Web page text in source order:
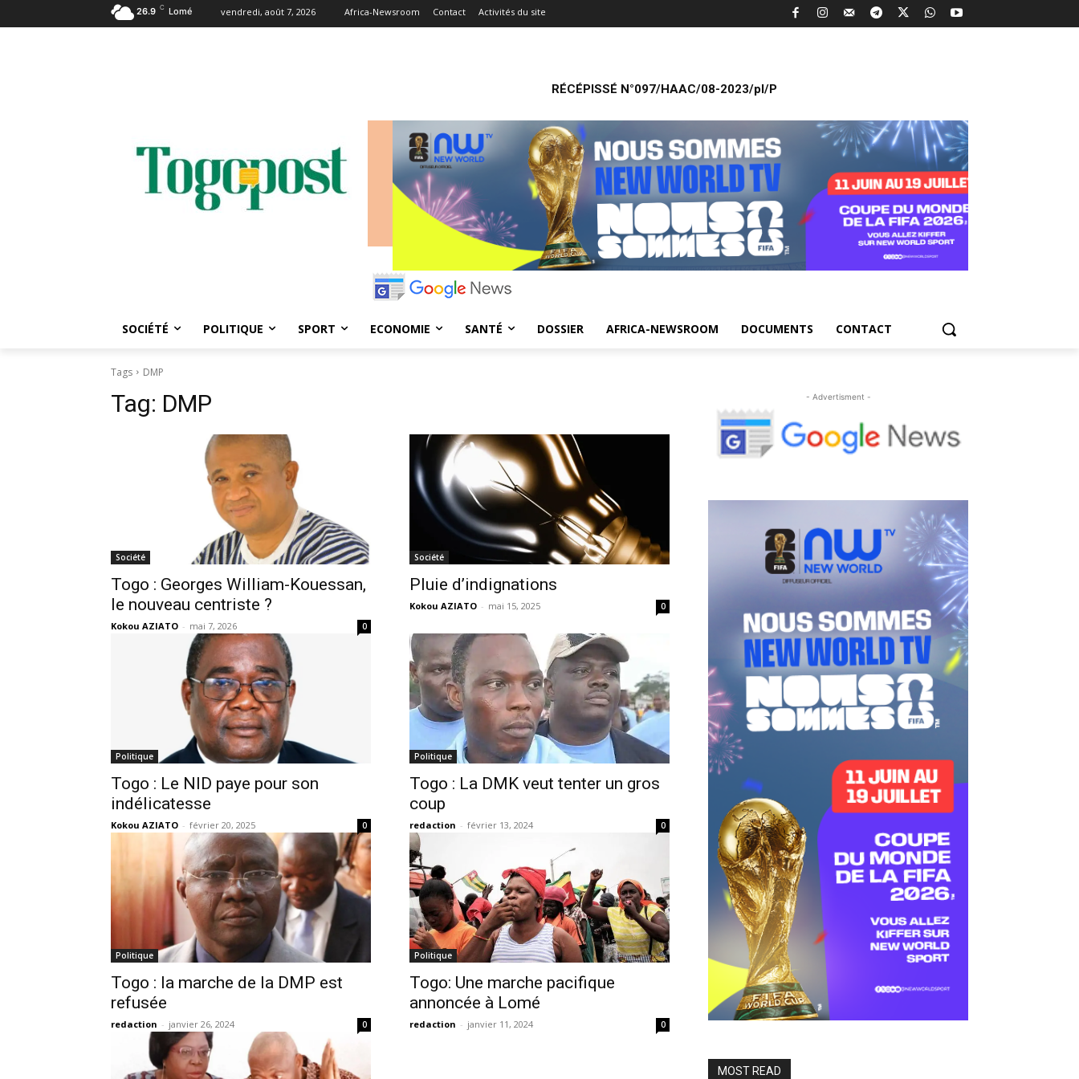
26.9 C Lomé vendredi, août 7, 2026 Africa-Newsroom Contact Activités du site
RÉCÉPISSÉ N°097/HAAC/08-2023/pl/P
SOCIÉTÉ POLITIQUE SPORT ECONOMIE SANTÉ DOSSIER AFRICA-NEWSROOM DOCUMENTS CONTACT
Tags DMP
Tag: DMP
Société
Togo : Georges William-Kouessan,
le nouveau centriste ?
Kokou AZIATO - mai 7, 2026 0
Société
Pluie d’indignations
Kokou AZIATO - mai 15, 2025 0
Politique
Togo : Le NID paye pour son
indélicatesse
Kokou AZIATO - février 20, 2025 0
Politique
Togo : La DMK veut tenter un gros
coup
redaction - février 13, 2024 0
Politique
Togo : la marche de la DMP est
refusée
redaction - janvier 26, 2024 0
Politique
Togo: Une marche pacifique
annoncée à Lomé
redaction - janvier 11, 2024 0
- Advertisment -
MOST READ